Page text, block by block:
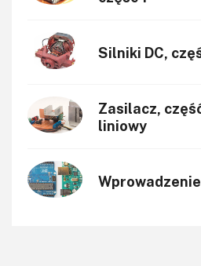
Silniki DC,
Zasilacz,
liniowy